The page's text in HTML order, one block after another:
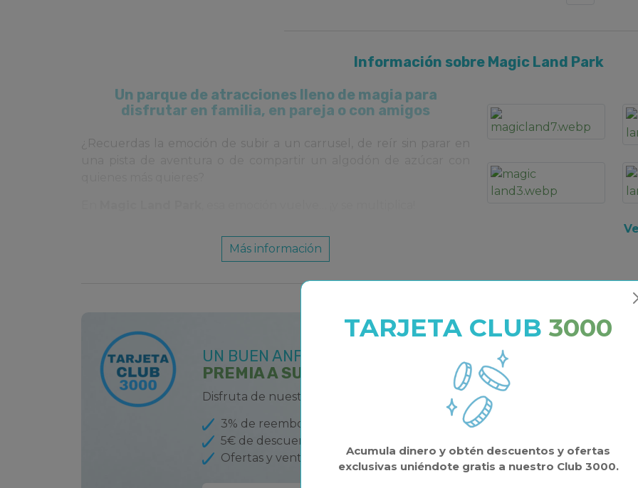
Información sobre Magic Land Park
Un parque de atracciones lleno de magia para
disfrutar en familia, en pareja o con amigos
¿Recuerdas la emoción de subir a un carrusel, de reír sin parar en
Te damos la bienvenida al parque de atracciones de
Oropesa del Mar : un espacio diseñado para divertirse,
camas elásticas, cine, atracciones para todas las edades y
¿Qué encontrarás en Magic Land Park?
Atracciones para todos los gustos (¡y todas las edades!)
Mini karts, camas elásticas y pistas de aventura para reír sin parar.
Cine, espectáculos y shows familiares como el encantador Jardín
Encantado o La Casa de las Mascotas, con nuestra simpática
Zonas de feria para quienes buscan emociones fuertes:
Más información
UN BUEN ANFITRIÓN
PREMIA A SUS HUÉSPEDES
Disfruta de nuestros beneficios acumulando saldo en tu cuenta.
3% de reembolso por reserva
5€ de descuento inmediato
Ofertas y ventajas exclusivas
TARJETA CLUB3000
Acumula dinero y obtén descuentos y ofertas
exclusivas uniéndote gratis a nuestro Club 3000.